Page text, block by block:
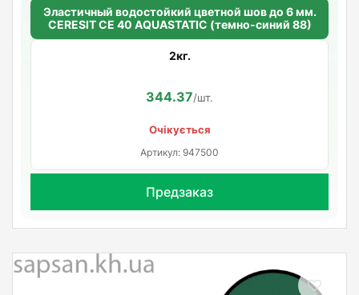
Эластичный водостойкий цветной шов до 6 мм.
CERESIT CE 40 AQUASTATIC (темно-синий 88)
2кг.
344.37/шт.
Очікується
Артикул: 947500
Предзаказ